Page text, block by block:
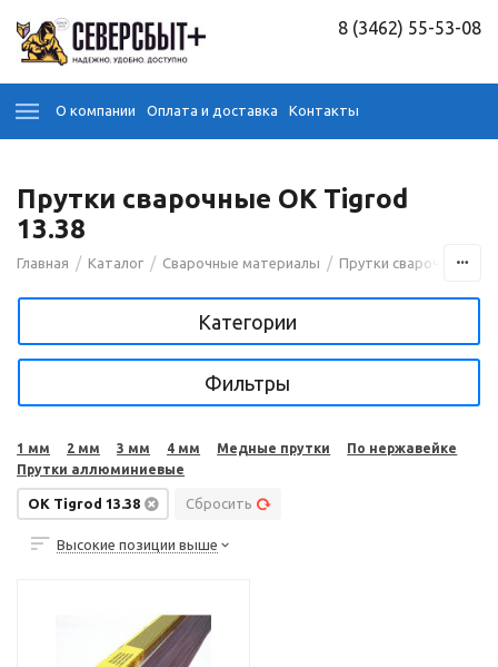
8 (3462) 55-53-08
О компании Оплата и доставка Контакты
Прутки сварочные OK Tigrod
13.38
Главная / Каталог / Сварочные материалы / Прутки сварочные
Категории
Фильтры
1 мм 2 мм 3 мм 4 мм Медные прутки
По нержавейке
Прутки аллюминиевые
OK Tigrod 13.38 Сбросить
Высокие позиции выше